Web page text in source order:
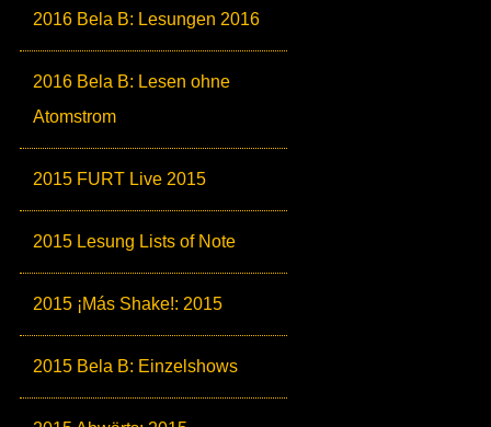
2016 Bela B: Lesungen 2016
2016 Bela B: Lesen ohne
Atomstrom
2015 FURT Live 2015
2015 Lesung Lists of Note
2015 ¡Más Shake!: 2015
2015 Bela B: Einzelshows